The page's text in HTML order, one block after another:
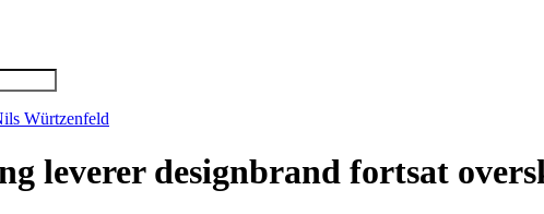
Würtzenfeld
leverer designbrand fortsat